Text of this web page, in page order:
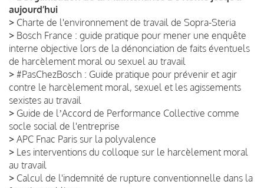
aujourd’hui
> Charte de l'environnement de travail de Sopra-Steria
> Bosch France : guide pratique pour mener une enquête
interne objective lors de la dénonciation de faits éventuels
de harcèlement moral ou sexuel au travail
> #PasChezBosch : Guide pratique pour prévenir et agir
contre le harcèlement moral, sexuel et les agissements
sexistes au travail
> Guide de lʼAccord de Performance Collective comme
socle social de l'entreprise
> APC Fnac Paris sur la polyvalence
> Les interventions du colloque sur le harcèlement moral
au travail
> Calcul de l'indemnité de rupture conventionnelle dans la